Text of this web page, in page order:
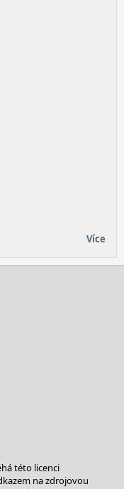
Více
této licenci
na zdrojovou